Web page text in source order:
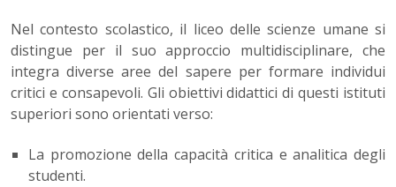
Nel contesto scolastico, il liceo delle scienze umane si
distingue per il suo approccio multidisciplinare, che
integra diverse aree del sapere per formare individui
critici e consapevoli. Gli obiettivi didattici di questi istituti
superiori sono orientati verso:
La promozione della capacità critica e analitica degli
studenti.